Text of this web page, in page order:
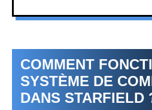
COMMENT
SYSTÈME DE
DANS STARFIELD